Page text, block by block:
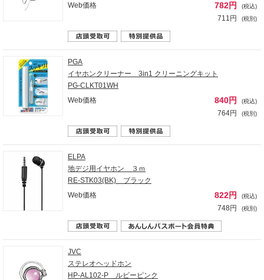
Web価格
782円 (税込)
711円 (税別)
PGA
イヤホンクリーナー 3in1 クリーニングキット
PG-CLKT01WH
Web価格
840円 (税込)
764円 (税別)
ELPA
地デジ用イヤホン ３ｍ
RE-STK03(BK) ブラック
Web価格
822円 (税込)
748円 (税別)
JVC
ステレオヘッドホン
HP-AL102-P ルビーピンク